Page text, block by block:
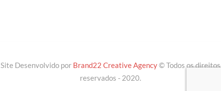
Site Desenvolvido por Brand22 Creative Agency© Todos os direitos
reservados - 2020.